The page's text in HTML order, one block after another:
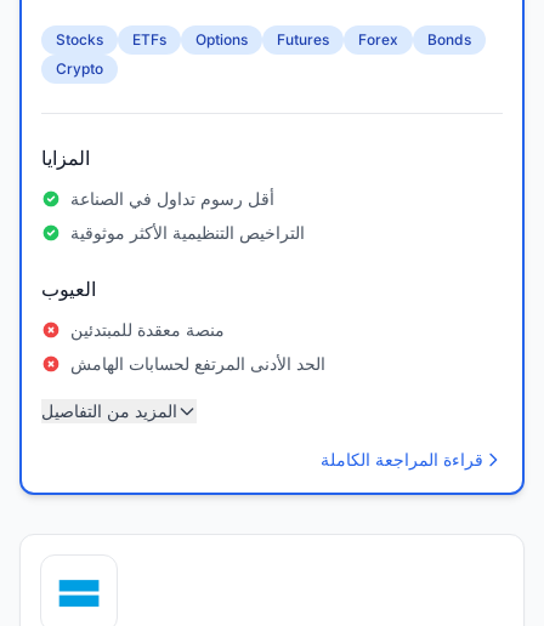
Stocks ETFs Options Futures Forex
Bonds
Crypto
المزايا
أقل رسوم تداول في الصناعة
التراخيص التنظيمية الأكثر موثوقية
العيوب
منصة معقدة للمبتدئين
الحد الأدنى المرتفع لحسابات الهامش
المزيد من التفاصيل
قراءة المراجعة الكاملة